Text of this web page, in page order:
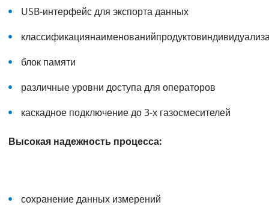
USB-интерфейс для экспорта данных
блок памяти
различные уровни доступа для операторов
каскадное подключение до 3-х газосмесителей
Высокая надежность процесса:
сохранение данных измерений